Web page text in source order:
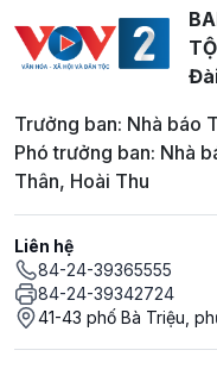
Trưởng ban: Nhà báo
Phó trưởng ban: Nhà
Thân, Hoài Thu
Liên hệ
84-24-39365555
84-24-39342724
41-43 phố Bà Triệu,